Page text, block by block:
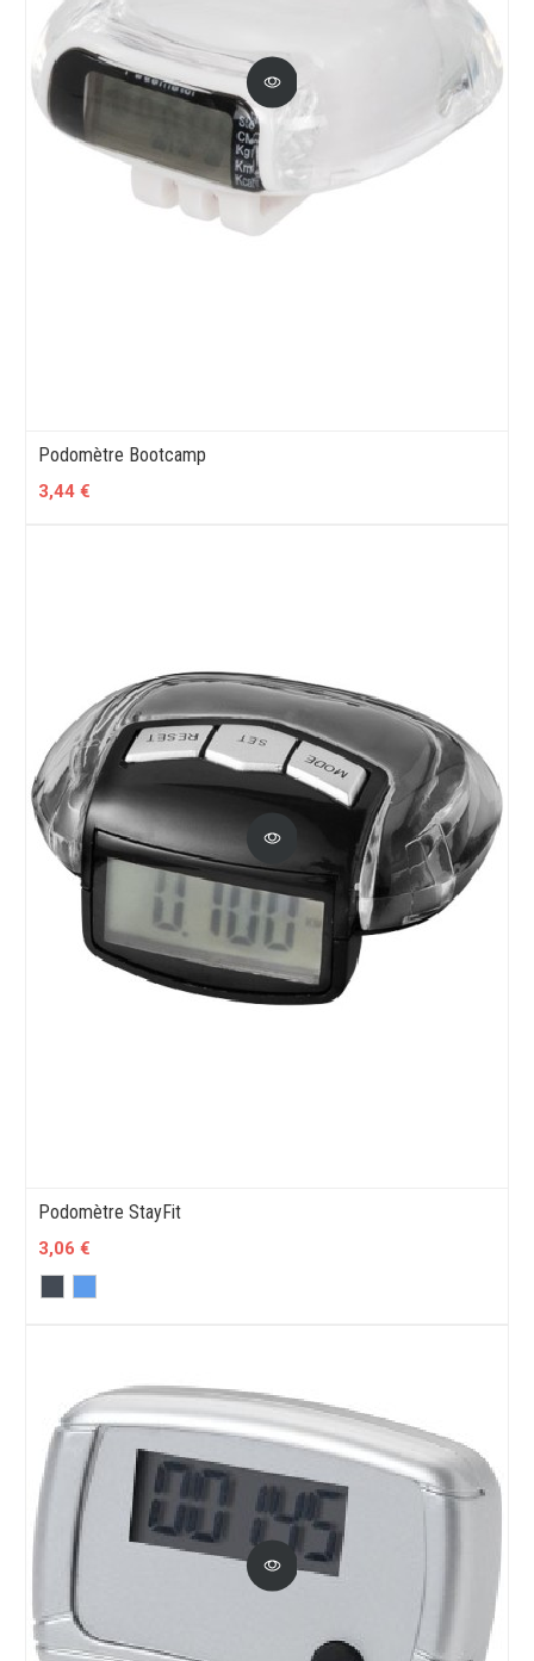
Podomètre Bootcamp
3,44 €
Podomètre StayFit
3,06 €